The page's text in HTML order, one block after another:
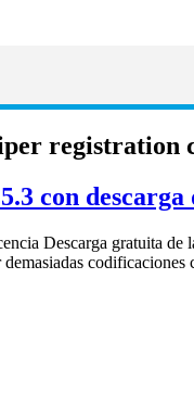
registration
con descarga
Descarga gratuita